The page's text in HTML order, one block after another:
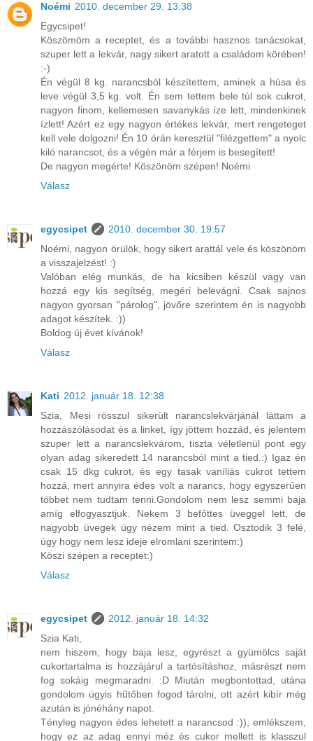
Noémi 2010. december 29. 13:38
Egycsipet!
Köszömöm a receptet, és a további hasznos tanácsokat,
szuper lett a lekvár, nagy sikert aratott a családom körében!
:-)
Én végül 8 kg. narancsból készítettem, aminek a húsa és
leve végül 3,5 kg. volt. Én sem tettem bele túl sok cukrot,
nagyon finom, kellemesen savanykás íze lett, mindenkinek
ízlett! Azért ez egy nagyon értékes lekvár, mert rengeteget
kell vele dolgozni! Én 10 órán keresztül "filézgettem" a nyolc
kiló narancsot, és a végén már a férjem is besegített!
De nagyon megérte! Köszönöm szépen! Noémi
Válasz
egycsipet
2010. december 30. 19:57
Noémi, nagyon örülök, hogy sikert arattál vele és köszönöm
a visszajelzést! :)
Valóban elég munkás, de ha kicsiben készül vagy van
hozzá egy kis segítség, megéri belevágni. Csak sajnos
nagyon gyorsan "párolog", jövőre szerintem én is nagyobb
adagot készítek. :))
Boldog új évet kívánok!
Válasz
Kati 2012. január 18. 12:38
Szia, Mesi rösszul sikerült narancslekvárjánál láttam a
hozzászólásodat és a linket, így jöttem hozzád, és jelentem
szuper lett a narancslekvárom, tiszta véletlenül pont egy
olyan adag sikeredett 14 narancsból mint a tied.:) Igaz én
csak 15 dkg cukrot, és egy tasak vaníliás cukrot tettem
hozzá, mert annyira édes volt a narancs, hogy egyszerűen
többet nem tudtam tenni.Gondolom nem lesz semmi baja
amíg elfogyasztjuk. Nekem 3 befőttes üveggel lett, de
nagyobb üvegek úgy nézem mint a tied. Osztodik 3 felé,
úgy hogy nem lesz ideje elromlani szerintem:)
Köszi szépen a receptet:)
Válasz
egycsipet
2012. január 18. 14:32
Szia Kati,
nem hiszem, hogy baja lesz, egyrészt a gyümölcs saját
cukortartalma is hozzájárul a tartósításhoz, másrészt nem
fog sokáig megmaradni. :D Miután megbontottad, utána
gondolom úgyis hűtőben fogod tárolni, ott azért kibír még
azután is jónéhány napot.
Tényleg nagyon édes lehetett a narancsod :)), emlékszem,
hogy ez az adag ennyi méz és cukor mellett is klasszul